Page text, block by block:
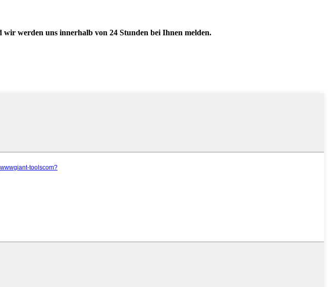
werden uns innerhalb von 24 Stunden bei Ihnen melden.